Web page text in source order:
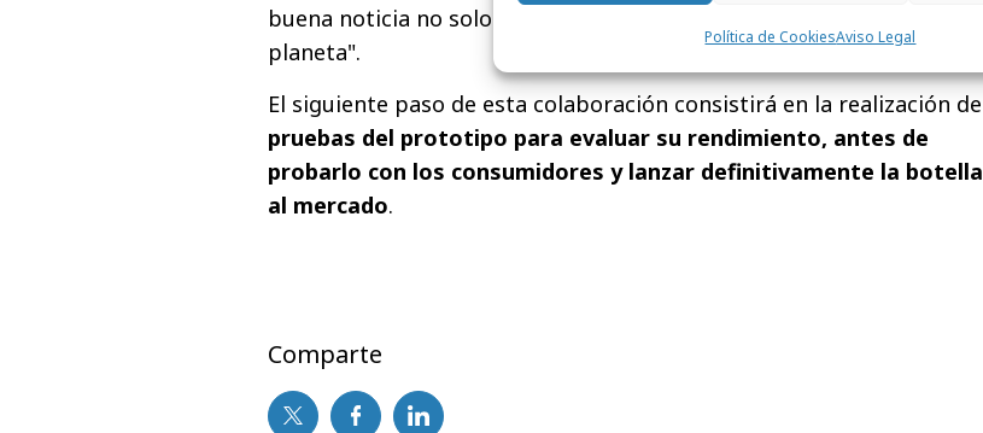
Política de CookiesAviso Legal
buena noticia no solo para los consumidores, sino también para el
planeta".
El siguiente paso de esta colaboración consistirá en la realización de
pruebas del prototipo para evaluar su rendimiento, antes de
probarlo con los consumidores y lanzar definitivamente la botella
al mercado.
Comparte